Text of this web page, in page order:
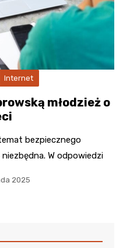
Internet
młodzież o
bezpiecznego
W odpowiedzi
2025